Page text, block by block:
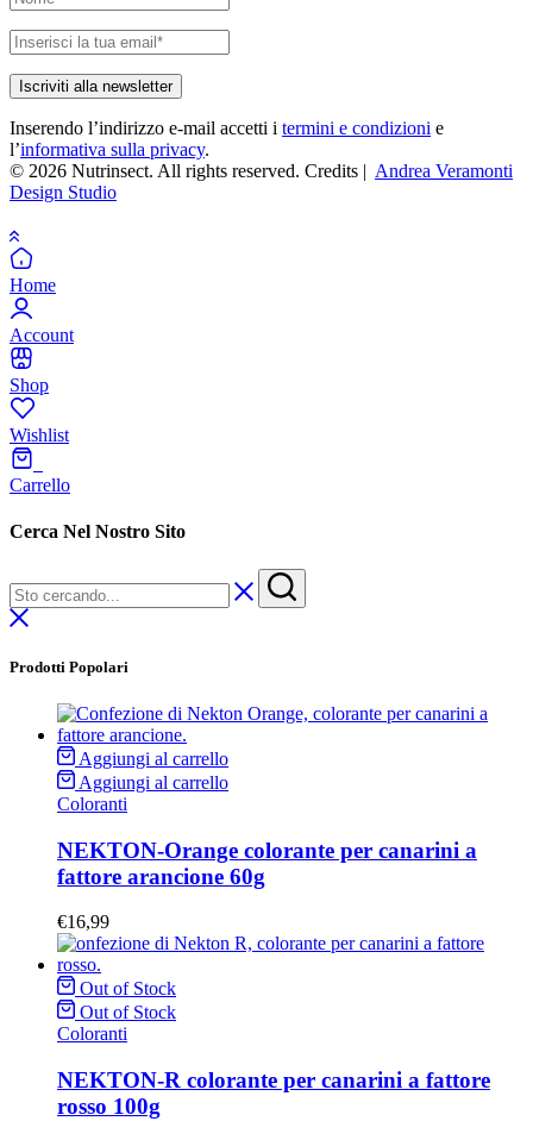
Inserendo l’indirizzo e-mail accetti i termini e condizioni e
l’informativa sulla privacy.
© 2026 Nutrinsect. All rights reserved. Credits | Andrea Veramonti
Design Studio
Home
Account
Shop
Wishlist
Carrello
Cerca Nel Nostro Sito
Prodotti Popolari
Aggiungi al carrello
Aggiungi al carrello
Coloranti
NEKTON-Orange colorante per canarini a
fattore arancione 60g
€16,99
Out of Stock
Out of Stock
Coloranti
NEKTON-R colorante per canarini a fattore
rosso 100g